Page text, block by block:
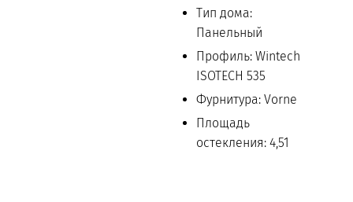
Тип дома:
Панельный
Профиль: Wintech
ISOTECH 535
Фурнитура: Vorne
Площадь
остекления: 4,51